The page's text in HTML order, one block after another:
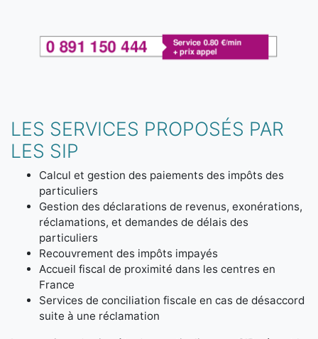
LES SERVICES PROPOSÉS PAR
LES SIP
Calcul et gestion des paiements des impôts des
particuliers
Gestion des déclarations de revenus, exonérations,
réclamations, et demandes de délais des
particuliers
Recouvrement des impôts impayés
Accueil fiscal de proximité dans les centres en
France
Services de conciliation fiscale en cas de désaccord
suite à une réclamation